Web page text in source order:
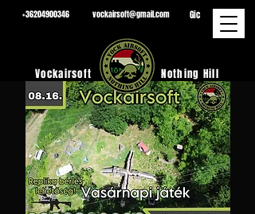
+36204900346 vockairsoft@gmail.com Gic
Vockairsoft Nothing Hill